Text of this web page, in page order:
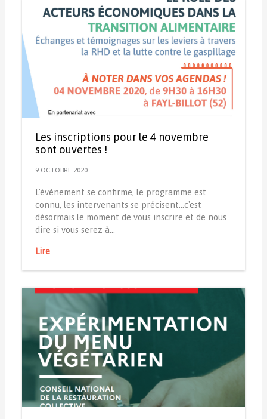
Les inscriptions pour le 4 novembre
sont ouvertes !
9 OCTOBRE 2020
L'évènement se confirme, le programme est
connu, les intervenants se précisent...c'est
désormais le moment de vous inscrire et de nous
dire si vous serez à…
Lire